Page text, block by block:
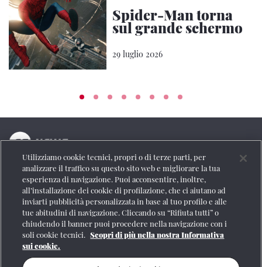
Spider-Man torna
sul grande schermo
29 luglio 2026
La testata online del Gruppo FS Italiane
Social
Se vuoi contattarci o avere altre informazioni
Utilizziamo cookie tecnici, propri o di terze parti, per
analizzare il traffico su questo sito web e migliorare la tua
esperienza di navigazione. Puoi acconsentire, inoltre,
all’installazione dei cookie di profilazione, che ci aiutano ad
inviarti pubblicità personalizzata in base al tuo profilo e alle
tue abitudini di navigazione. Cliccando su “Rifiuta tutti” o
chiudendo il banner puoi procedere nella navigazione con i
soli cookie tecnici. Scopri di più nella nostra Informativa
sui cookie.